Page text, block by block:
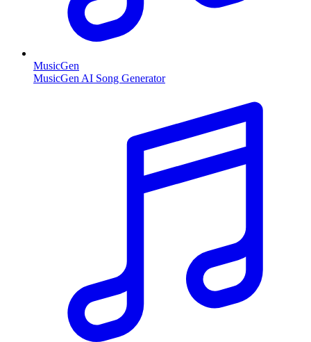
MusicGen
MusicGen AI Song Generator